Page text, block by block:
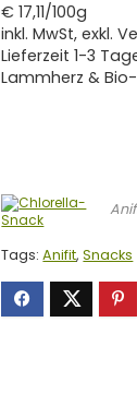
€ 17,11/100g
inkl. MwSt, exkl.
Lieferzeit 1-3
Lammherz &
Tags:Anifit,Snacks